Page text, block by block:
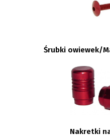
Śrubki owiewek/
Nakretki